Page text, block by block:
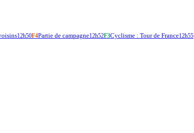
12h50F4Partie de campagne12h52F3Cyclisme : Tour de France12h55